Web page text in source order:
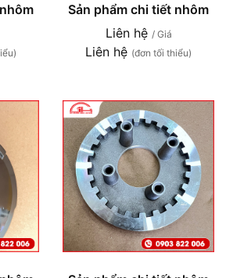
Sản phẩm chi tiết nhôm
Liên hệ / Giá
Liên hệ (đơn tối thiểu)